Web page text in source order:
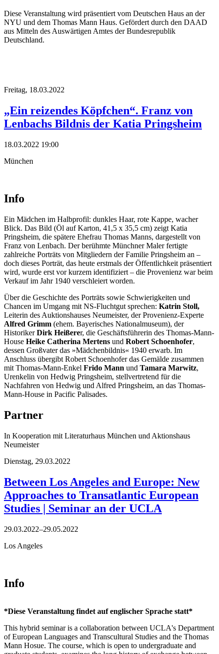
Diese Veranstaltung wird präsentiert vom Deutschen Haus an der
NYU und dem Thomas Mann Haus. Gefördert durch den DAAD
aus Mitteln des Auswärtigen Amtes der Bundesrepublik
Deutschland.
Freitag, 18.03.2022
„Ein reizendes Köpfchen“. Franz von
Lenbachs Bildnis der Katia Pringsheim
18.03.2022 19:00
München
Info
Ein Mädchen im Halbprofil: dunkles Haar, rote Kappe, wacher
Blick. Das Bild (Öl auf Karton, 41,5 x 35,5 cm) zeigt Katia
Pringsheim, die spätere Ehefrau Thomas Manns, dargestellt von
Franz von Lenbach. Der berühmte Münchner Maler fertigte
zahlreiche Porträts von Mitgliedern der Familie Pringsheim an –
doch dieses Porträt, das heute erstmals der Öffentlichkeit präsentiert
wird, wurde erst vor kurzem identifiziert – die Provenienz war beim
Verkauf im Jahr 1940 verschleiert worden.
Über die Geschichte des Porträts sowie Schwierigkeiten und
Chancen im Umgang mit NS-Fluchtgut sprechen: Katrin Stoll,
Leiterin des Auktionshauses Neumeister, der Provenienz-Experte
Alfred Grimm (ehem. Bayerisches Nationalmuseum), der
HistorikerDirk Heißerer, die Geschäftsführerin des Thomas-Mann-
House Heike Catherina Mertens und Robert Schoenhofer,
dessen Großvater das »Mädchenbildnis« 1940 erwarb. Im
Anschluss übergibt Robert Schoenhofer das Gemälde zusammen
mit Thomas-Mann-Enkel Frido Mann und Tamara Marwitz,
Urenkelin von Hedwig Pringsheim, stellvertretend für die
Nachfahren von Hedwig und Alfred Pringsheim, an das Thomas-
Mann-House in Pacific Palisades.
Partner
In Kooperation mit Literaturhaus München und Aktionshaus
Neumeister
Dienstag, 29.03.2022
Between Los Angeles and Europe: New
Approaches to Transatlantic European
Studies | Seminar an der UCLA
29.03.2022–29.05.2022
Los Angeles
Info
*Diese Veranstaltung findet auf englischer Sprache statt*
This hybrid seminar is a collaboration between UCLA's Department
of European Languages and Transcultural Studies and the Thomas
Mann Hosue. The course, which is open to undergraduate and